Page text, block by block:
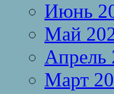
Июнь
Май
Апрель
Март